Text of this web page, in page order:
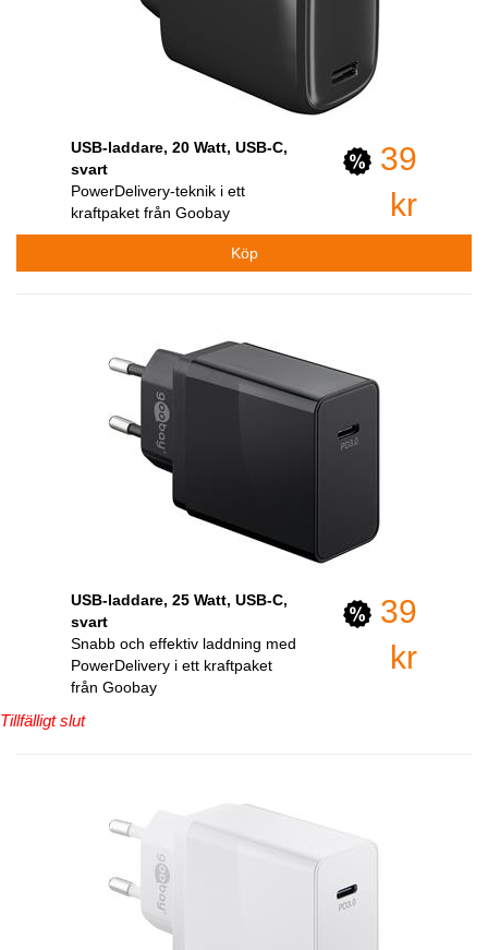
USB-laddare, 20 Watt, USB-C,
svart
PowerDelivery-teknik i ett
kraftpaket från Goobay
39
kr
USB-laddare, 25 Watt, USB-C,
svart
Snabb och effektiv laddning med
PowerDelivery i ett kraftpaket
från Goobay
39
kr
Tillfälligt slut